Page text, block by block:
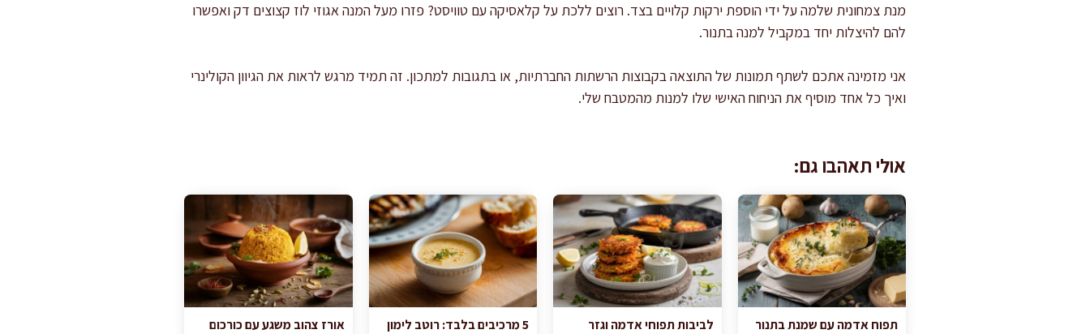
מנת צמחונית שלמה על ידי הוספת ירקות קלויים בצד. רוצים ללכת על קלאסיקה עם טוויסט? פזרו מעל המנה אגוזי לוז קצוצים דק ואפשרו
להם להיצלות יחד במקביל למנה בתנור.
אני מזמינה אתכם לשתף תמונות של התוצאה בקבוצות הרשתות החברתיות, או בתגובות למתכון. זה תמיד מרגש לראות את הגיוון הקולינרי
ואיך כל אחד מוסיף את הניחוח האישי שלו למנות מהמטבח שלי.
אולי תאהבו גם:
תפוח אדמה עם שמנת בתנור
לביבות תפוחי אדמה וגזר
5 מרכיבים בלבד: רוטב לימון
אורז צהוב משגע עם כורכום